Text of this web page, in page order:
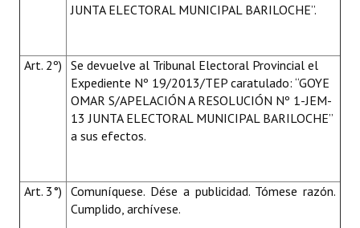
JUNTA ELECTORAL MUNICIPAL BARILOCHE”.
Art. 2º) Se devuelve al Tribunal Electoral Provincial el
Expediente Nº 19/2013/TEP caratulado: “GOYE
OMAR S/APELACIÓN A RESOLUCIÓN Nº 1-JEM-
13 JUNTA ELECTORAL MUNICIPAL BARILOCHE”
a sus efectos.
Art. 3°) Comuníquese. Dése a publicidad. Tómese razón.
Cumplido, archívese.